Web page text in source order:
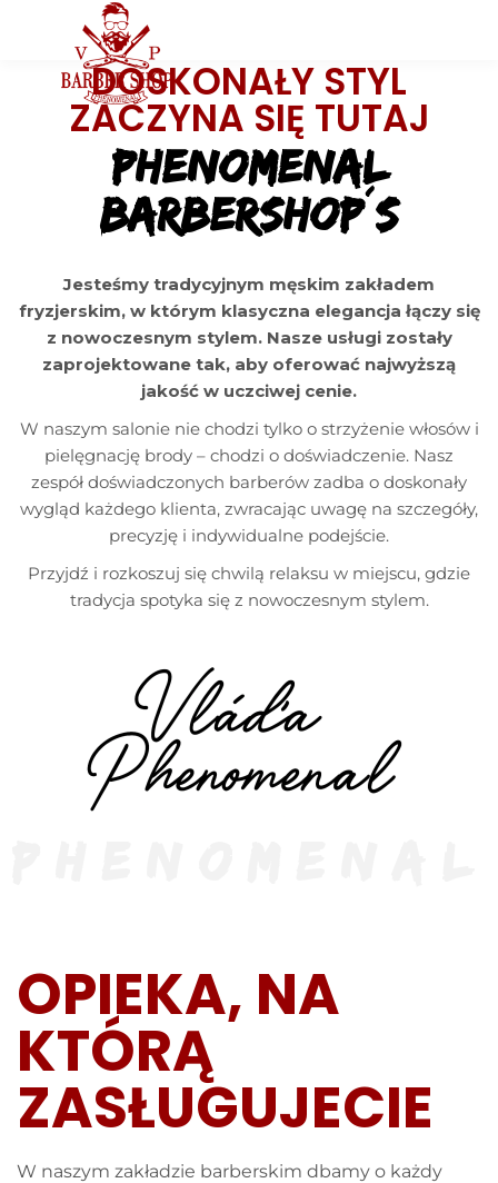
DOSKONAŁY STYL
ZACZYNA SIĘ TUTAJ
PHENOMENAL
BARBERSHOP´S
Jesteśmy tradycyjnym męskim zakładem
fryzjerskim, w którym klasyczna elegancja łączy się
z nowoczesnym stylem. Nasze usługi zostały
zaprojektowane tak, aby oferować najwyższą
jakość w uczciwej cenie.
W naszym salonie nie chodzi tylko o strzyżenie włosów i
pielęgnację brody – chodzi o doświadczenie. Nasz
zespół doświadczonych barberów zadba o doskonały
wygląd każdego klienta, zwracając uwagę na szczegóły,
precyzję i indywidualne podejście.
Przyjdź i rozkoszuj się chwilą relaksu w miejscu, gdzie
tradycja spotyka się z nowoczesnym stylem.
OPIEKA, NA
KTÓRĄ
ZASŁUGUJECIE
W naszym zakładzie barberskim dbamy o każdy